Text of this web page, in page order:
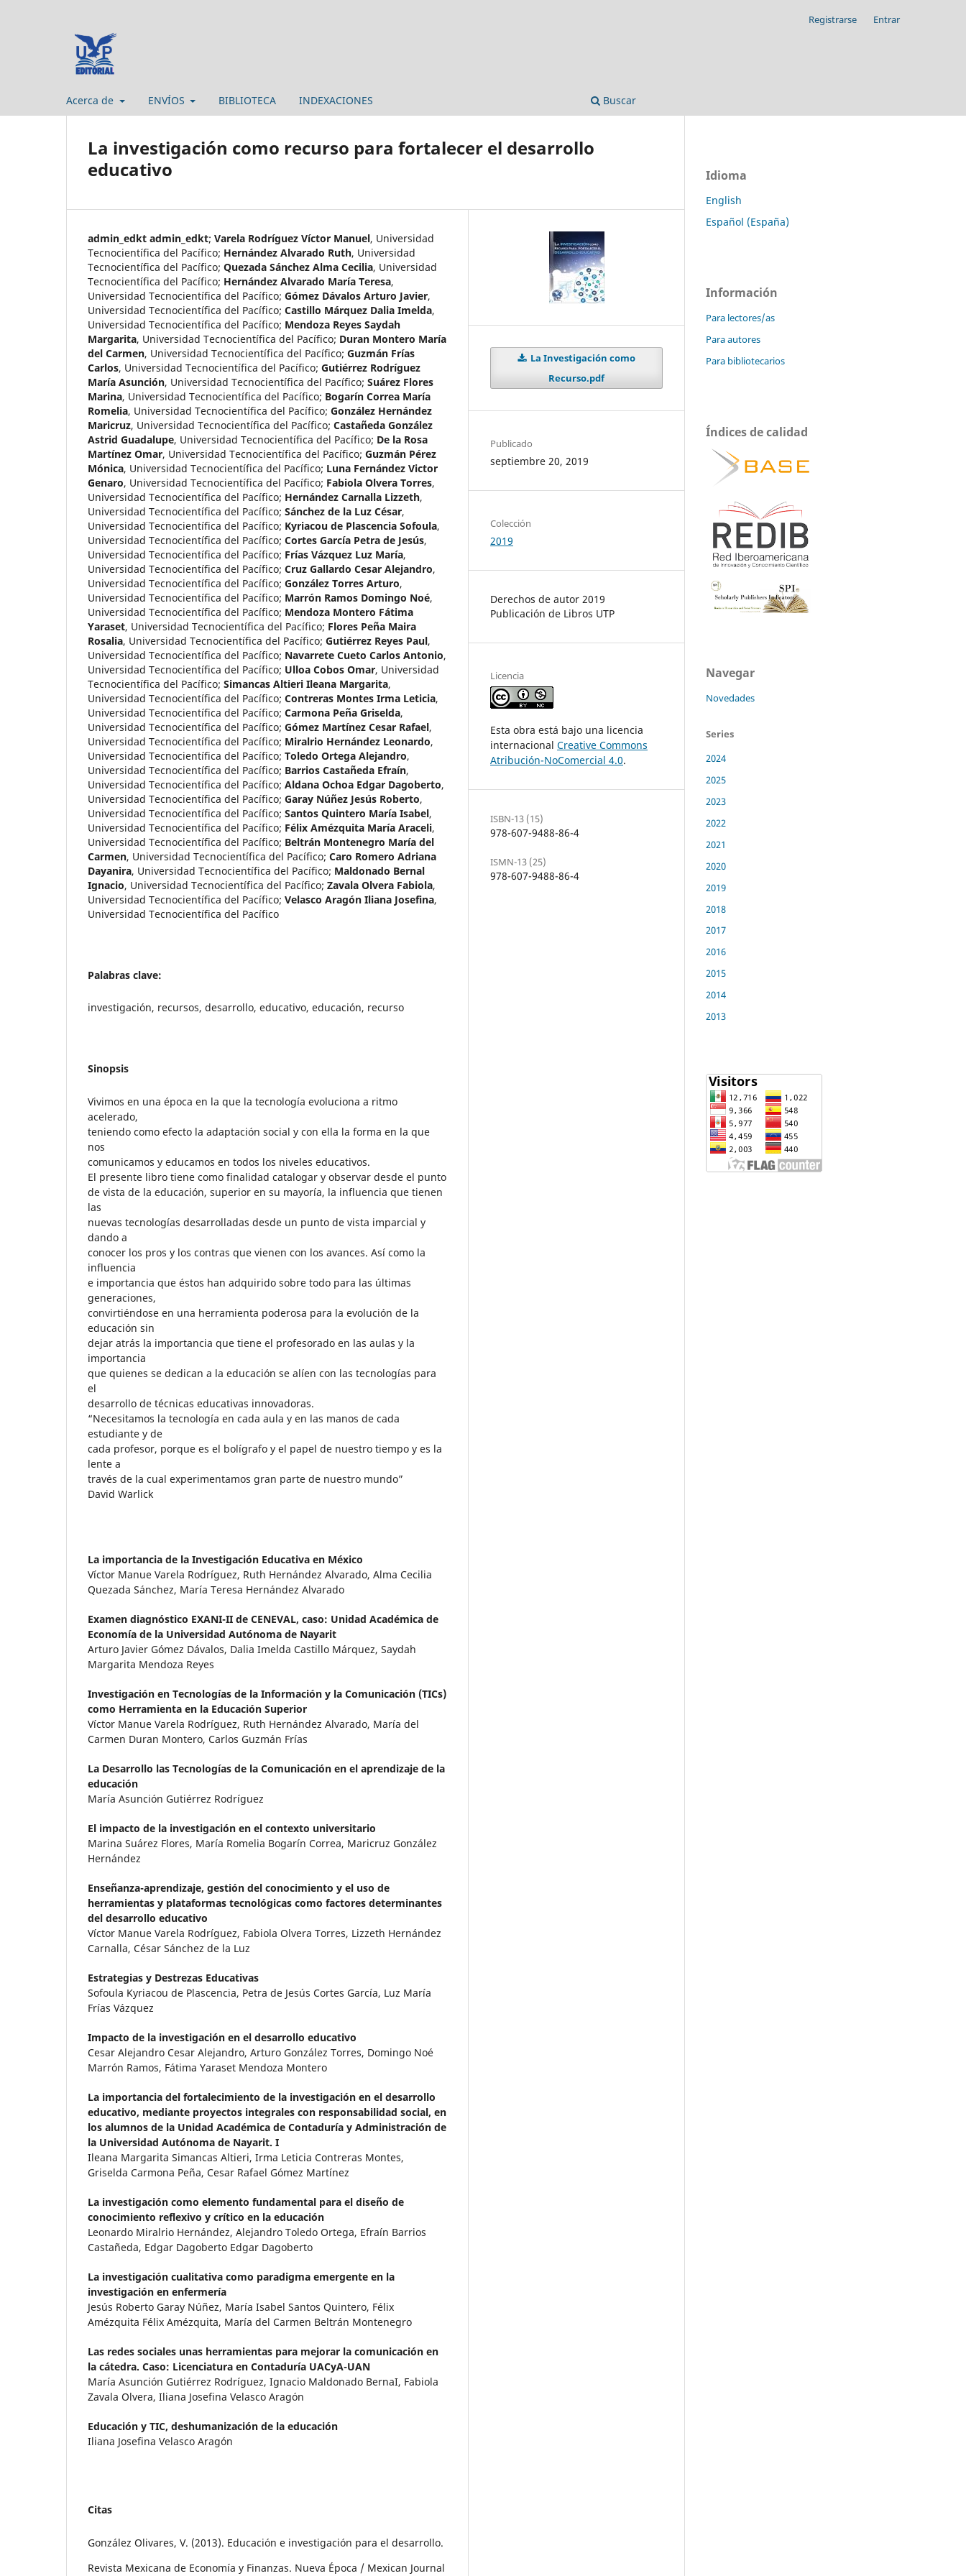
Acerca de ENVÍOS BIBLIOTECA INDEXACIONES Buscar
Registrarse Entrar
La investigación como recurso para fortalecer el desarrollo
educativo
admin_edkt admin_edkt; Varela Rodríguez Víctor Manuel, Universidad
Tecnocientífica del Pacífico; Hernández Alvarado Ruth, Universidad
Tecnocientífica del Pacífico; Quezada Sánchez Alma Cecilia, Universidad
Tecnocientífica del Pacífico; Hernández Alvarado María Teresa,
Universidad Tecnocientífica del Pacífico; Gómez Dávalos Arturo Javier,
Universidad Tecnocientífica del Pacífico; Castillo Márquez Dalia Imelda,
Universidad Tecnocientífica del Pacífico; Mendoza Reyes Saydah
Margarita, Universidad Tecnocientífica del Pacífico; Duran Montero María
del Carmen, Universidad Tecnocientífica del Pacífico; Guzmán Frías
Carlos, Universidad Tecnocientífica del Pacífico; Gutiérrez Rodríguez
María Asunción, Universidad Tecnocientífica del Pacífico; Suárez Flores
Marina, Universidad Tecnocientífica del Pacífico; Bogarín Correa María
Romelia, Universidad Tecnocientífica del Pacífico; González Hernández
Maricruz, Universidad Tecnocientífica del Pacífico; Castañeda González
Astrid Guadalupe, Universidad Tecnocientífica del Pacífico; De la Rosa
Martínez Omar, Universidad Tecnocientífica del Pacífico; Guzmán Pérez
Mónica, Universidad Tecnocientífica del Pacífico; Luna Fernández Victor
Genaro, Universidad Tecnocientífica del Pacífico; Fabiola Olvera Torres,
Universidad Tecnocientífica del Pacífico; Hernández Carnalla Lizzeth,
Universidad Tecnocientífica del Pacífico; Sánchez de la Luz César,
Universidad Tecnocientífica del Pacífico; Kyriacou de Plascencia Sofoula,
Universidad Tecnocientífica del Pacífico; Cortes García Petra de Jesús,
Universidad Tecnocientífica del Pacífico; Frías Vázquez Luz María,
Universidad Tecnocientífica del Pacífico; Cruz Gallardo Cesar Alejandro,
Universidad Tecnocientífica del Pacífico; González Torres Arturo,
Universidad Tecnocientífica del Pacífico; Marrón Ramos Domingo Noé,
Universidad Tecnocientífica del Pacífico; Mendoza Montero Fátima
Yaraset, Universidad Tecnocientífica del Pacífico; Flores Peña Maira
Rosalia, Universidad Tecnocientífica del Pacífico; Gutiérrez Reyes Paul,
Universidad Tecnocientífica del Pacífico; Navarrete Cueto Carlos Antonio,
Universidad Tecnocientífica del Pacífico; Ulloa Cobos Omar, Universidad
Tecnocientífica del Pacífico; Simancas Altieri Ileana Margarita,
Universidad Tecnocientífica del Pacífico; Contreras Montes Irma Leticia,
Universidad Tecnocientífica del Pacífico; Carmona Peña Griselda,
Universidad Tecnocientífica del Pacífico; Gómez Martínez Cesar Rafael,
Universidad Tecnocientífica del Pacífico; Miralrio Hernández Leonardo,
Universidad Tecnocientífica del Pacífico; Toledo Ortega Alejandro,
Universidad Tecnocientífica del Pacífico; Barrios Castañeda Efraín,
Universidad Tecnocientífica del Pacífico; Aldana Ochoa Edgar Dagoberto,
Universidad Tecnocientífica del Pacífico; Garay Núñez Jesús Roberto,
Universidad Tecnocientífica del Pacífico; Santos Quintero María Isabel,
Universidad Tecnocientífica del Pacífico; Félix Amézquita María Araceli,
Universidad Tecnocientífica del Pacífico; Beltrán Montenegro María del
Carmen, Universidad Tecnocientífica del Pacífico; Caro Romero Adriana
Dayanira, Universidad Tecnocientífica del Pacífico; Maldonado Bernal
Ignacio, Universidad Tecnocientífica del Pacífico; Zavala Olvera Fabiola,
Universidad Tecnocientífica del Pacífico; Velasco Aragón Iliana Josefina,
Universidad Tecnocientífica del Pacífico
Palabras clave:
investigación, recursos, desarrollo, educativo, educación, recurso
Sinopsis
Vivimos en una época en la que la tecnología evoluciona a ritmo
acelerado,
teniendo como efecto la adaptación social y con ella la forma en la que
nos
comunicamos y educamos en todos los niveles educativos.
El presente libro tiene como finalidad catalogar y observar desde el punto
de vista de la educación, superior en su mayoría, la influencia que tienen
las
nuevas tecnologías desarrolladas desde un punto de vista imparcial y
dando a
conocer los pros y los contras que vienen con los avances. Así como la
influencia
e importancia que éstos han adquirido sobre todo para las últimas
generaciones,
convirtiéndose en una herramienta poderosa para la evolución de la
educación sin
dejar atrás la importancia que tiene el profesorado en las aulas y la
importancia
que quienes se dedican a la educación se alíen con las tecnologías para
el
desarrollo de técnicas educativas innovadoras.
“Necesitamos la tecnología en cada aula y en las manos de cada
estudiante y de
cada profesor, porque es el bolígrafo y el papel de nuestro tiempo y es la
lente a
través de la cual experimentamos gran parte de nuestro mundo”
David Warlick
La importancia de la Investigación Educativa en México
Víctor Manue Varela Rodríguez, Ruth Hernández Alvarado, Alma Cecilia
Quezada Sánchez, María Teresa Hernández Alvarado
Examen diagnóstico EXANI-II de CENEVAL, caso: Unidad Académica de
Economía de la Universidad Autónoma de Nayarit
Arturo Javier Gómez Dávalos, Dalia Imelda Castillo Márquez, Saydah
Margarita Mendoza Reyes
Investigación en Tecnologías de la Información y la Comunicación (TICs)
como Herramienta en la Educación Superior
Víctor Manue Varela Rodríguez, Ruth Hernández Alvarado, María del
Carmen Duran Montero, Carlos Guzmán Frías
La Desarrollo las Tecnologías de la Comunicación en el aprendizaje de la
educación
María Asunción Gutiérrez Rodríguez
El impacto de la investigación en el contexto universitario
Marina Suárez Flores, María Romelia Bogarín Correa, Maricruz González
Hernández
Enseñanza-aprendizaje, gestión del conocimiento y el uso de
herramientas y plataformas tecnológicas como factores determinantes
del desarrollo educativo
Víctor Manue Varela Rodríguez, Fabiola Olvera Torres, Lizzeth Hernández
Carnalla, César Sánchez de la Luz
Estrategias y Destrezas Educativas
Sofoula Kyriacou de Plascencia, Petra de Jesús Cortes García, Luz María
Frías Vázquez
Impacto de la investigación en el desarrollo educativo
Cesar Alejandro Cesar Alejandro, Arturo González Torres, Domingo Noé
Marrón Ramos, Fátima Yaraset Mendoza Montero
La importancia del fortalecimiento de la investigación en el desarrollo
educativo, mediante proyectos integrales con responsabilidad social, en
los alumnos de la Unidad Académica de Contaduría y Administración de
la Universidad Autónoma de Nayarit. I
Ileana Margarita Simancas Altieri, Irma Leticia Contreras Montes,
Griselda Carmona Peña, Cesar Rafael Gómez Martínez
La investigación como elemento fundamental para el diseño de
conocimiento reflexivo y crítico en la educación
Leonardo Miralrio Hernández, Alejandro Toledo Ortega, Efraín Barrios
Castañeda, Edgar Dagoberto Edgar Dagoberto
La investigación cualitativa como paradigma emergente en la
investigación en enfermería
Jesús Roberto Garay Núñez, María Isabel Santos Quintero, Félix
Amézquita Félix Amézquita, María del Carmen Beltrán Montenegro
Las redes sociales unas herramientas para mejorar la comunicación en
la cátedra. Caso: Licenciatura en Contaduría UACyA-UAN
María Asunción Gutiérrez Rodríguez, Ignacio Maldonado BernaI, Fabiola
Zavala Olvera, Iliana Josefina Velasco Aragón
Educación y TIC, deshumanización de la educación
Iliana Josefina Velasco Aragón
Citas
González Olivares, V. (2013). Educación e investigación para el desarrollo.
Revista Mexicana de Economía y Finanzas. Nueva Época / Mexican Journal
La Investigación como
Recurso.pdf
Publicado
septiembre 20, 2019
Colección
2019
Derechos de autor 2019
Publicación de Libros UTP
Licencia
Esta obra está bajo una licencia
internacional Creative Commons
Atribución-NoComercial 4.0.
ISBN-13 (15)
978-607-9488-86-4
ISMN-13 (25)
978-607-9488-86-4
Idioma
English
Español (España)
Información
Para lectores/as
Para autores
Para bibliotecarios
Índices de calidad
Navegar
Novedades
Series
2024
2025
2023
2022
2021
2020
2019
2018
2017
2016
2015
2014
2013